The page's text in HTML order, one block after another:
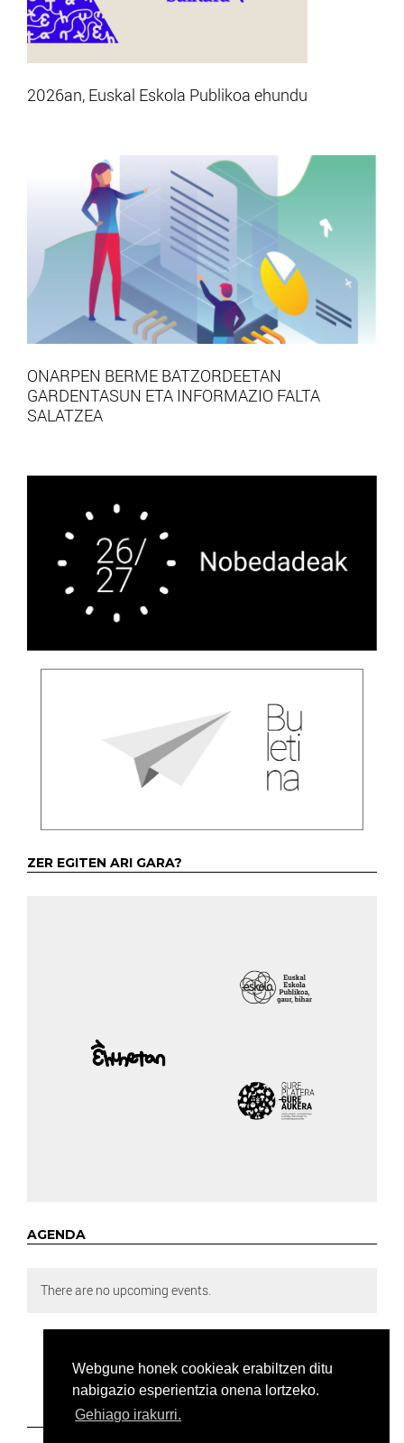
Webgune honek cookieak erabiltzen ditu
nabigazio esperientzia onena lortzeko.
Gehiago irakurri.
2026an, Euskal Eskola Publikoa ehundu
ONARPEN BERME BATZORDEETAN
GARDENTASUN ETA INFORMAZIO FALTA
SALATZEA
ZER EGITEN ARI GARA?
AGENDA
There are no upcoming events.